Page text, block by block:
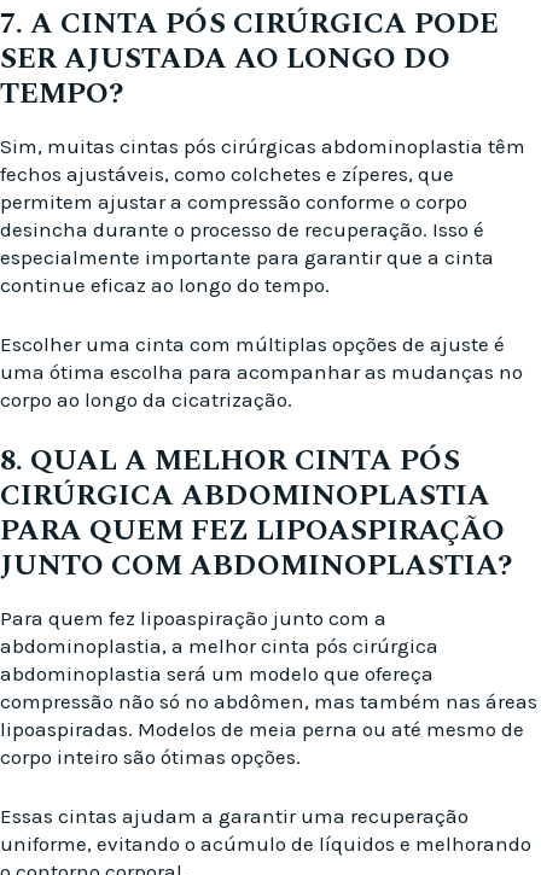
7. A CINTA PÓS CIRÚRGICA PODE
SER AJUSTADA AO LONGO DO
TEMPO?
Sim, muitas cintas pós cirúrgicas abdominoplastia têm
fechos ajustáveis, como colchetes e zíperes, que
permitem ajustar a compressão conforme o corpo
desincha durante o processo de recuperação. Isso é
especialmente importante para garantir que a cinta
continue eficaz ao longo do tempo.
Escolher uma cinta com múltiplas opções de ajuste é
uma ótima escolha para acompanhar as mudanças no
corpo ao longo da cicatrização.
8. QUAL A MELHOR CINTA PÓS
CIRÚRGICA ABDOMINOPLASTIA
PARA QUEM FEZ LIPOASPIRAÇÃO
JUNTO COM ABDOMINOPLASTIA?
Para quem fez lipoaspiração junto com a
abdominoplastia, a melhor cinta pós cirúrgica
abdominoplastia será um modelo que ofereça
compressão não só no abdômen, mas também nas áreas
lipoaspiradas. Modelos de meia perna ou até mesmo de
corpo inteiro são ótimas opções.
Essas cintas ajudam a garantir uma recuperação
uniforme, evitando o acúmulo de líquidos e melhorando